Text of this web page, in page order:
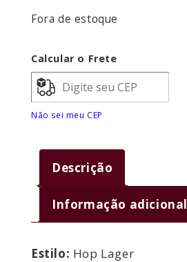
Fora de estoque
Calcular o Frete
Não sei meu CEP
Descrição
Informação adicional
Estilo: Hop Lager